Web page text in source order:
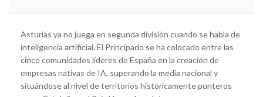
Asturias ya no juega en segunda división cuando se habla de
inteligencia artificial. El Principado se ha colocado entre las
cinco comunidades líderes de España en la creación de
empresas nativas de IA, superando la media nacional y
situándose al nivel de territorios históricamente punteros